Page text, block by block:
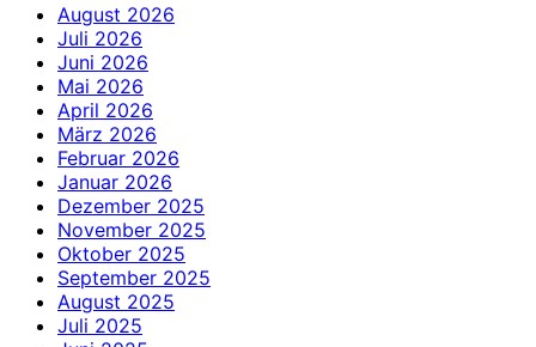
August 2026
Juli 2026
Juni 2026
Mai 2026
April 2026
März 2026
Februar 2026
Januar 2026
Dezember 2025
November 2025
Oktober 2025
September 2025
August 2025
Juli 2025